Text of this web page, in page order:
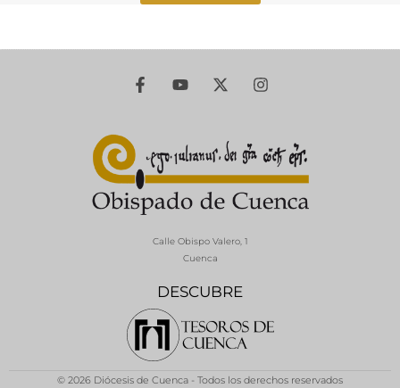
DESCUBRE
Calle Obispo Valero, 1
Cuenca
© 2026 Diócesis de Cuenca - Todos los derechos reservados